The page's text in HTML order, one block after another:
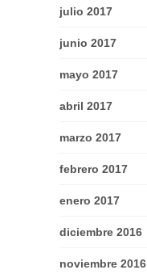
julio 2017
junio 2017
mayo 2017
abril 2017
marzo 2017
febrero 2017
enero 2017
diciembre 2016
noviembre 2016